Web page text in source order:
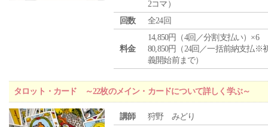
2コマ）
回数
全24回
料金
14,850円（4回／分割支払い）×6
80,850円（24回／一括前納支払※
義開始前まで）
タロット・カード ～22枚のメイン・カードについて詳しく学ぶ～
講師 狩野 みどり